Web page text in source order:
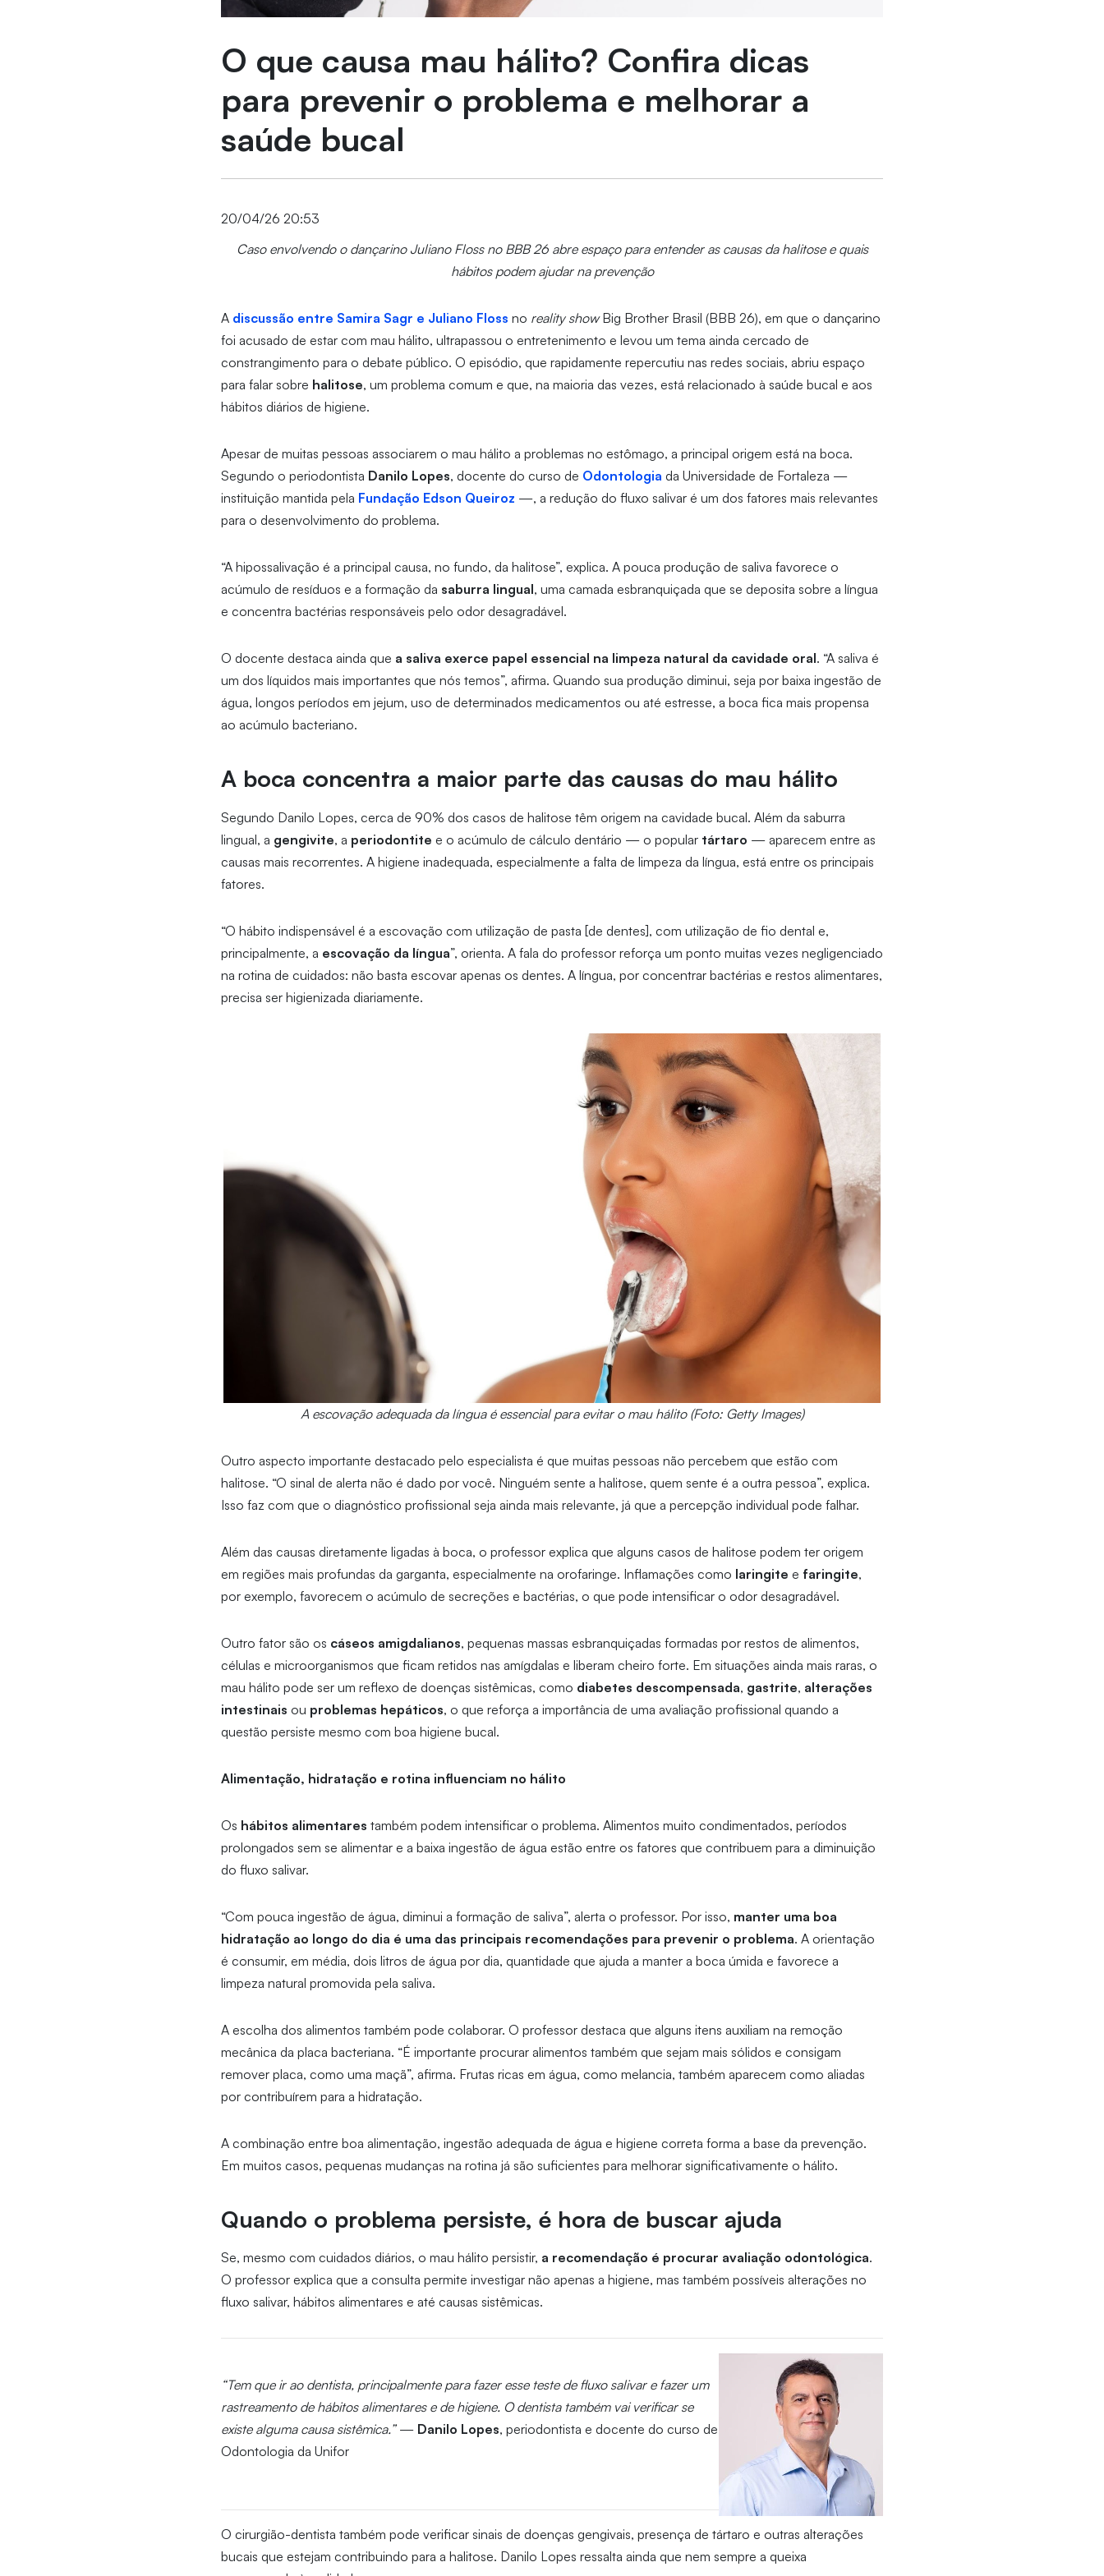
O que causa mau hálito? Confira dicas
para prevenir o problema e melhorar a
saúde bucal
20/04/26 20:53
Caso envolvendo o dançarino Juliano Floss no BBB 26 abre espaço para entender as causas da halitose e quais
hábitos podem ajudar na prevenção
A discussão entre Samira Sagr e Juliano Floss no reality showBig Brother Brasil (BBB 26), em que o dançarino
foi acusado de estar com mau hálito, ultrapassou o entretenimento e levou um tema ainda cercado de
constrangimento para o debate público. O episódio, que rapidamente repercutiu nas redes sociais, abriu espaço
para falar sobre halitose, um problema comum e que, na maioria das vezes, está relacionado à saúde bucal e aos
hábitos diários de higiene.
Apesar de muitas pessoas associarem o mau hálito a problemas no estômago, a principal origem está na boca.
Segundo o periodontista Danilo Lopes, docente do curso de Odontologia da Universidade de Fortaleza —
instituição mantida pela Fundação Edson Queiroz —, a redução do fluxo salivar é um dos fatores mais relevantes
para o desenvolvimento do problema.
“A hipossalivação é a principal causa, no fundo, da halitose”, explica. A pouca produção de saliva favorece o
acúmulo de resíduos e a formação da saburra lingual, uma camada esbranquiçada que se deposita sobre a língua
e concentra bactérias responsáveis pelo odor desagradável.
O docente destaca ainda que a saliva exerce papel essencial na limpeza natural da cavidade oral. “A saliva é
um dos líquidos mais importantes que nós temos”, afirma. Quando sua produção diminui, seja por baixa ingestão de
água, longos períodos em jejum, uso de determinados medicamentos ou até estresse, a boca fica mais propensa
ao acúmulo bacteriano.
A boca concentra a maior parte das causas do mau hálito
Segundo Danilo Lopes, cerca de 90% dos casos de halitose têm origem na cavidade bucal. Além da saburra
lingual, a gengivite, a periodontite e o acúmulo de cálculo dentário — o populartártaro — aparecem entre as
causas mais recorrentes. A higiene inadequada, especialmente a falta de limpeza da língua, está entre os principais
fatores.
“O hábito indispensável é a escovação com utilização de pasta [de dentes], com utilização de fio dental e,
principalmente, a escovação da língua”, orienta. A fala do professor reforça um ponto muitas vezes negligenciado
na rotina de cuidados: não basta escovar apenas os dentes. A língua, por concentrar bactérias e restos alimentares,
precisa ser higienizada diariamente.
A escovação adequada da língua é essencial para evitar o mau hálito (Foto: Getty Images)
Outro aspecto importante destacado pelo especialista é que muitas pessoas não percebem que estão com
halitose. “O sinal de alerta não é dado por você. Ninguém sente a halitose, quem sente é a outra pessoa”, explica.
Isso faz com que o diagnóstico profissional seja ainda mais relevante, já que a percepção individual pode falhar.
Além das causas diretamente ligadas à boca, o professor explica que alguns casos de halitose podem ter origem
em regiões mais profundas da garganta, especialmente na orofaringe. Inflamações como laringite e faringite,
por exemplo, favorecem o acúmulo de secreções e bactérias, o que pode intensificar o odor desagradável.
Outro fator são os cáseos amigdalianos, pequenas massas esbranquiçadas formadas por restos de alimentos,
células e microorganismos que ficam retidos nas amígdalas e liberam cheiro forte. Em situações ainda mais raras, o
mau hálito pode ser um reflexo de doenças sistêmicas, como diabetes descompensada, gastrite, alterações
intestinais ou problemas hepáticos, o que reforça a importância de uma avaliação profissional quando a
questão persiste mesmo com boa higiene bucal.
Alimentação, hidratação e rotina influenciam no hálito
Os hábitos alimentares também podem intensificar o problema. Alimentos muito condimentados, períodos
prolongados sem se alimentar e a baixa ingestão de água estão entre os fatores que contribuem para a diminuição
do fluxo salivar.
“Com pouca ingestão de água, diminui a formação de saliva”, alerta o professor. Por isso, manter uma boa
hidratação ao longo do dia é uma das principais recomendações para prevenir o problema. A orientação
é consumir, em média, dois litros de água por dia, quantidade que ajuda a manter a boca úmida e favorece a
limpeza natural promovida pela saliva.
A escolha dos alimentos também pode colaborar. O professor destaca que alguns itens auxiliam na remoção
mecânica da placa bacteriana. “É importante procurar alimentos também que sejam mais sólidos e consigam
remover placa, como uma maçã”, afirma. Frutas ricas em água, como melancia, também aparecem como aliadas
por contribuírem para a hidratação.
A combinação entre boa alimentação, ingestão adequada de água e higiene correta forma a base da prevenção.
Em muitos casos, pequenas mudanças na rotina já são suficientes para melhorar significativamente o hálito.
Quando o problema persiste, é hora de buscar ajuda
Se, mesmo com cuidados diários, o mau hálito persistir, a recomendação é procurar avaliação odontológica.
O professor explica que a consulta permite investigar não apenas a higiene, mas também possíveis alterações no
fluxo salivar, hábitos alimentares e até causas sistêmicas.
“Tem que ir ao dentista, principalmente para fazer esse teste de fluxo salivar e fazer um
rastreamento de hábitos alimentares e de higiene. O dentista também vai verificar se
existe alguma causa sistêmica.”— Danilo Lopes, periodontista e docente do curso de
Odontologia da Unifor
O cirurgião-dentista também pode verificar sinais de doenças gengivais, presença de tártaro e outras alterações
bucais que estejam contribuindo para a halitose. Danilo Lopes ressalta ainda que nem sempre a queixa